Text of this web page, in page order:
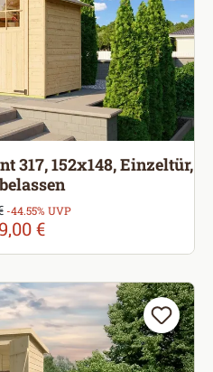
317, 152x148, Einzeltür,
€
Preis:
-44.55% UVP